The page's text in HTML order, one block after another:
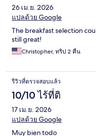
26 เม.ย. 2026
แปลด้วย Google
The breakfast selection
still great!
Christopher, ทริป 2 คืน
รีวิวที่ตรวจสอบแล้ว
10/10 ไร้ที่ติ
17 เม.ย. 2026
แปลด้วย Google
Muy bien todo